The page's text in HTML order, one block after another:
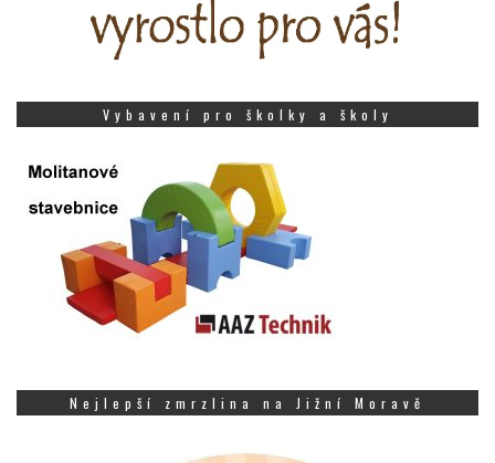
Vybavení pro školky a školy
Nejlepší zmrzlina na Jižní Moravě